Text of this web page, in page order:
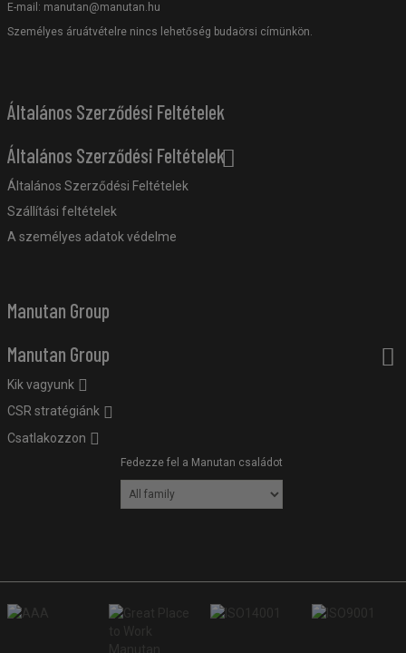
E-mail: manutan@manutan.hu
Személyes áruátvételre nincs lehetőség budaörsi címünkön.
Általános Szerződési Feltételek
Általános Szerződési Feltételek
Általános Szerződési Feltételek
Szállítási feltételek
A személyes adatok védelme
Manutan Group
Manutan Group
Kik vagyunk
CSR stratégiánk
Csatlakozzon
Fedezze fel a Manutan családot